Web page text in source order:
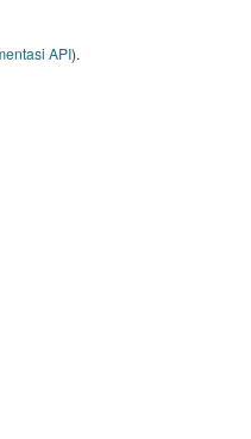
API).